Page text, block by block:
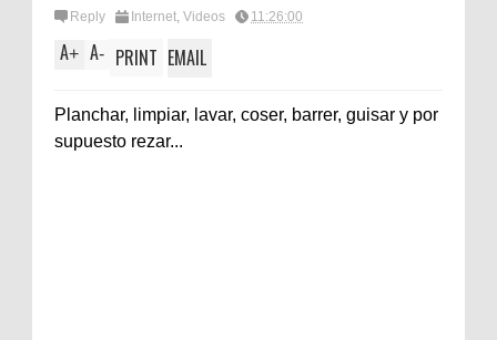
Reply Internet, Videos 11:26:00
A+ A- PRINT EMAIL
Planchar, limpiar, lavar, coser, barrer, guisar y por
supuesto rezar...